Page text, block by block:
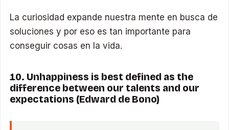
La curiosidad expande nuestra mente en busca de
soluciones y por eso es tan importante para
conseguir cosas en la vida.
10. Unhappiness is best defined as the
difference between our talents and our
expectations (Edward de Bono)